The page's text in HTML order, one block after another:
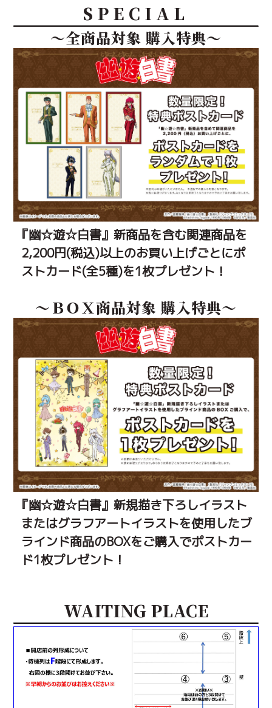
SPECIAL
～全商品対象 購入特典～
『幽☆遊☆白書』新商品を含む関連商品を
2,200円(税込)以上のお買い上げごとにポ
ストカード(全5種)を1枚プレゼント！
～ＢＯＸ商品対象 購入特典～
『幽☆遊☆白書』新規描き下ろしイラスト
またはグラフアートイラストを使用したブ
ラインド商品のBOXをご購入でポストカー
ド1枚プレゼント！
WAITING PLACE